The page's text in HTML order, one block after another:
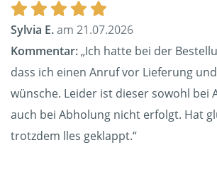
Sylvia E.am 21.07.2026
Kommentar:„Ich hatte bei der
dass ich einen Anruf vor Lieferung
wünsche. Leider ist dieser sowohl bei
auch bei Abholung nicht erfolgt. Hat
trotzdem lles geklappt.“